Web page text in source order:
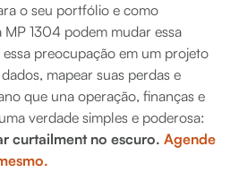
o seu portfólio e como
1304 podem mudar essa
preocupação em um projeto
mapear suas perdas e
que una operação, finanças e
verdade simples e poderosa:
curtailment no escuro. Agende